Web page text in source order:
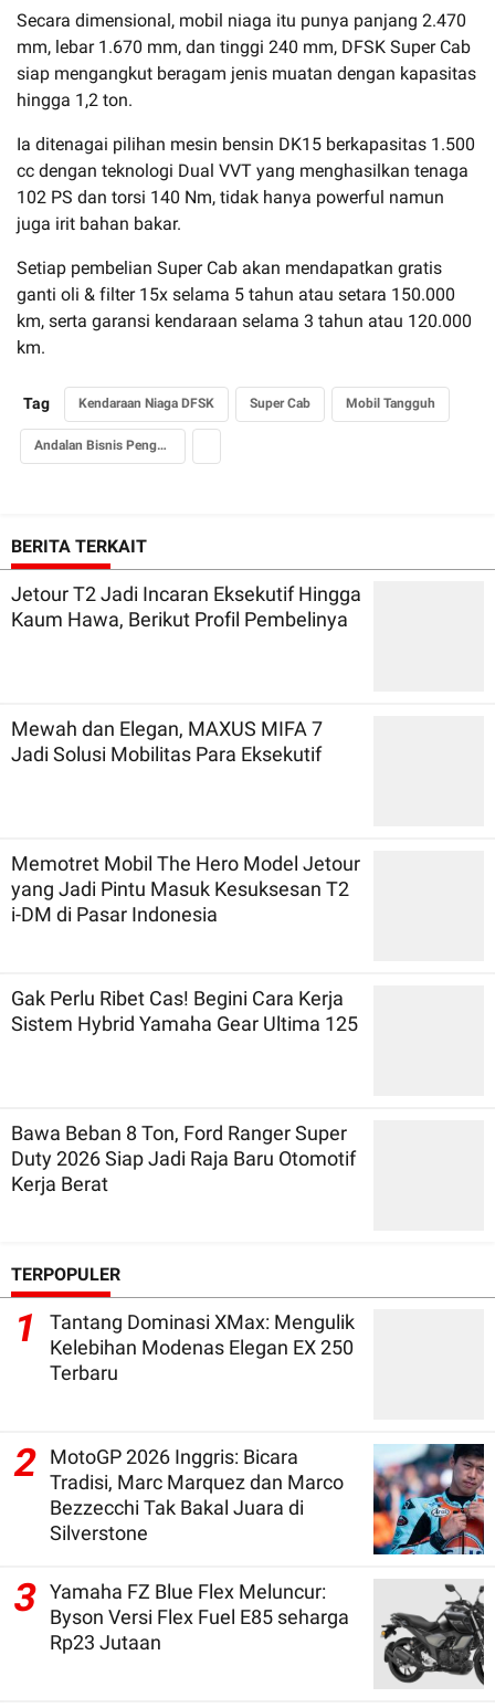
Secara dimensional, mobil niaga itu punya panjang 2.470
mm, lebar 1.670 mm, dan tinggi 240 mm, DFSK Super Cab
siap mengangkut beragam jenis muatan dengan kapasitas
hingga 1,2 ton.
Ia ditenagai pilihan mesin bensin DK15 berkapasitas 1.500
cc dengan teknologi Dual VVT yang menghasilkan tenaga
102 PS dan torsi 140 Nm, tidak hanya powerful namun
juga irit bahan bakar.
Setiap pembelian Super Cab akan mendapatkan gratis
ganti oli & filter 15x selama 5 tahun atau setara 150.000
km, serta garansi kendaraan selama 3 tahun atau 120.000
km.
Tag Kendaraan Niaga DFSK Super Cab Mobil Tangguh
Andalan Bisnis Pengusaha
BERITA TERKAIT
Jetour T2 Jadi Incaran Eksekutif Hingga
Kaum Hawa, Berikut Profil Pembelinya
Mewah dan Elegan, MAXUS MIFA 7
Jadi Solusi Mobilitas Para Eksekutif
Memotret Mobil The Hero Model Jetour
yang Jadi Pintu Masuk Kesuksesan T2
i-DM di Pasar Indonesia
Gak Perlu Ribet Cas! Begini Cara Kerja
Sistem Hybrid Yamaha Gear Ultima 125
Bawa Beban 8 Ton, Ford Ranger Super
Duty 2026 Siap Jadi Raja Baru Otomotif
Kerja Berat
TERPOPULER
1
Tantang Dominasi XMax: Mengulik
Kelebihan Modenas Elegan EX 250
Terbaru
2
MotoGP 2026 Inggris: Bicara
Tradisi, Marc Marquez dan Marco
Bezzecchi Tak Bakal Juara di
Silverstone
3 Yamaha FZ Blue Flex Meluncur:
Byson Versi Flex Fuel E85 seharga
Rp23 Jutaan